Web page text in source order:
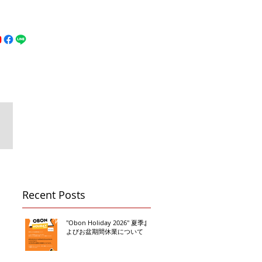
Recent Posts
"Obon Holiday 2026" 夏季お
よびお盆期間休業について